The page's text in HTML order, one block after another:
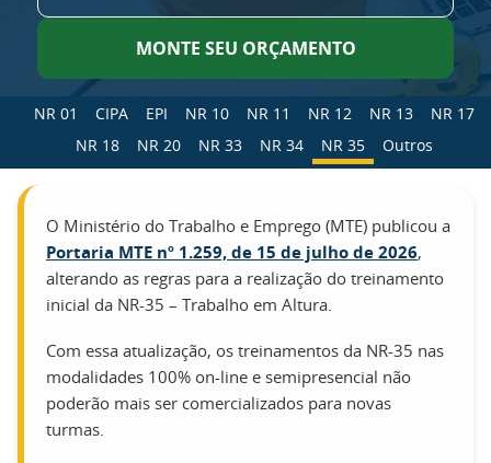
MONTE SEU ORÇAMENTO
NR 01 CIPA EPI NR 10 NR 11 NR 12 NR 13
NR 17
NR 18
NR 20 NR 33 NR 34 NR 35 Outros
O Ministério do Trabalho e Emprego (MTE) publicou a
Portaria MTE nº 1.259, de 15 de julho de 2026,
alterando as regras para a realização do treinamento
inicial da NR-35 – Trabalho em Altura.
Com essa atualização, os treinamentos da NR-35 nas
modalidades 100% on-line e semipresencial não
poderão mais ser comercializados para novas
turmas.